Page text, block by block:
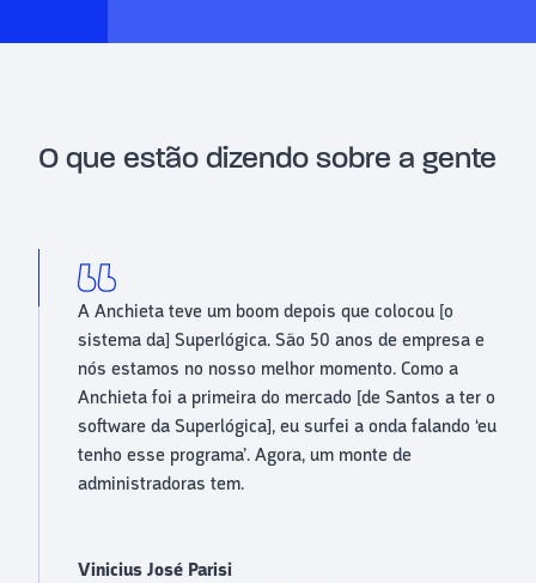
O que estão dizendo sobre a gente
A Anchieta teve um boom depois que colocou [o
sistema da] Superlógica. São 50 anos de empresa e
nós estamos no nosso melhor momento. Como a
Anchieta foi a primeira do mercado [de Santos a ter o
software da Superlógica], eu surfei a onda falando ‘eu
tenho esse programa’. Agora, um monte de
administradoras tem.
Vinicius José Parisi